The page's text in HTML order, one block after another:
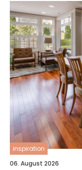
inspiration
06. August 2026